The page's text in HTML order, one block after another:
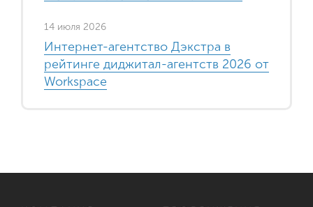
14 июля 2026
Интернет-агентство Дэкстра в
рейтинге диджитал-агентств 2026 от
Workspace